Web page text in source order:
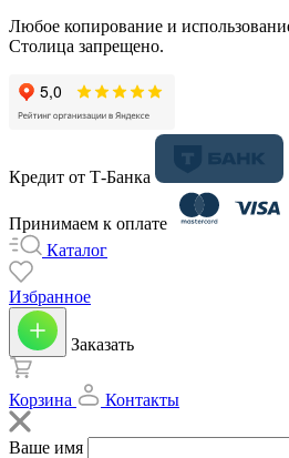
Любое копирование и
Столица запрещено.
Кредит от Т-Банка
Принимаем к оплате
Каталог
Избранное
Заказать
Корзина Контакты
Ваше имя